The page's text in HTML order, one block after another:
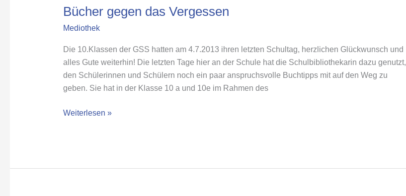
Bücher gegen das Vergessen
Mediothek
Die 10.Klassen der GSS hatten am 4.7.2013 ihren letzten Schultag, herzlichen Glückwunsch und
alles Gute weiterhin! Die letzten Tage hier an der Schule hat die Schulbibliothekarin dazu genutzt,
den Schülerinnen und Schülern noch ein paar anspruchsvolle Buchtipps mit auf den Weg zu
geben. Sie hat in der Klasse 10 a und 10e im Rahmen des
das
Vergessen
Weiterlesen »